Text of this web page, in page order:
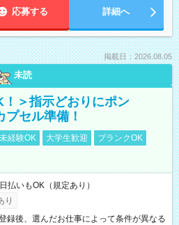
応募する 詳細へ
掲載日：2026.08.05
未読
＞指示どおりにポン
プセル準備！
経験OK 大学生歓迎
ブランクOK
いもOK（規定あり）
り
録後、選んだお仕事によって条件が異なる